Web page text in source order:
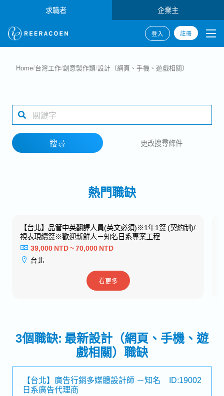
求職者 企業主
登入 註冊
產業類別
工作地點
Home/台灣工作/創意製作類/設計（網頁、手機、遊戲相關）
搜尋 更改搜尋條件
熱門職缺
【台北】品管中英翻譯人員(英文必須)※1年1簽 (契約制)/
視表現續簽※歡迎新鮮人－知名日系專案工程
39,000 NTD ~ 70,000 NTD
台北
看更多
3個職缺: 最新設計（網頁、手機、遊
戲相關）職缺
【台北】廣告行銷多媒體設計師 －知名
日系廣告代理商
ID:19002